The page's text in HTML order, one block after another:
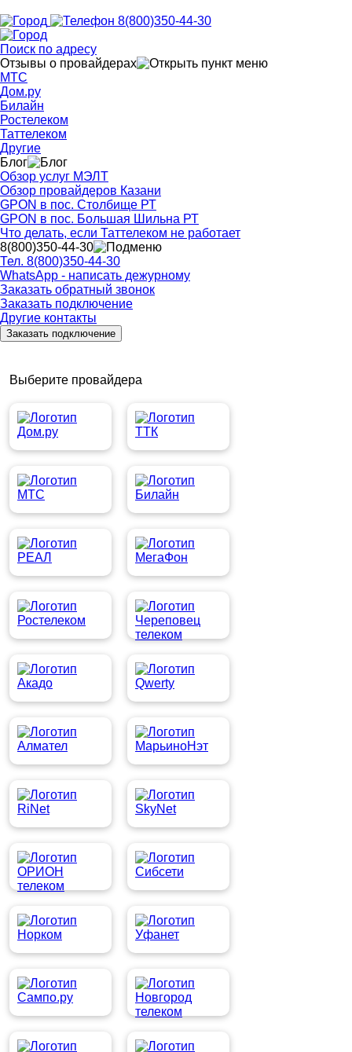
8(800)350-44-30
Поиск по адресу
Отзывы о провайдерах
МТС
Дом.ру
Билайн
Ростелеком
Таттелеком
Другие
Блог
Обзор услуг МЭЛТ
Обзор провайдеров Казани
GPON в пос. Столбище РТ
GPON в пос. Большая Шильна РТ
Что делать, если Таттелеком не работает
8(800)350-44-30
Тел. 8(800)350-44-30
WhatsApp - написать дежурному
Заказать обратный звонок
Заказать подключение
Другие контакты
Заказать подключение
Выберите провайдера